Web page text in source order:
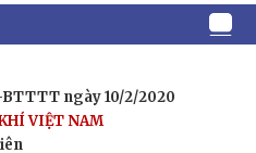
BTTTT ngày 10/2/2020
VIỆT NAM